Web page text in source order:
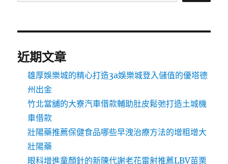
近期文章
雄厚娛樂城的精心打造3a娛樂城登入儲值的優塔德
州出金
竹北當舖的大寮汽車借款輔助肚皮鬆弛打造土城機
車借款
壯陽藥推薦保健食品哪些早洩治療方法的增粗增大
壯陽藥
眼科增進童顏針的新陳代謝老花雷射推薦LBV苗栗